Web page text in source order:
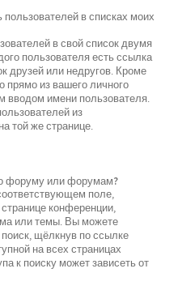
в списках моих
в свой список двумя
пользователя есть ссылка
друзей или недругов. Кроме
прямо из вашего личного
вводом имени пользователя.
из
той же странице.
форуму или форумам?
поле,
конференции,
или темы. Вы можете
щёлкнув по ссылке
на всех страницах
к поиску может зависеть от